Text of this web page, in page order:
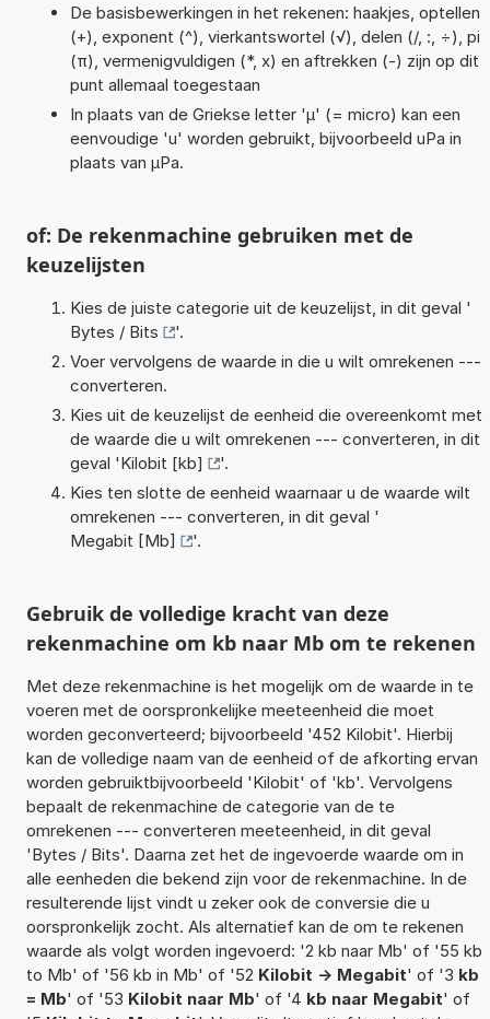
De basisbewerkingen in het rekenen: haakjes, optellen
(+), exponent (^), vierkantswortel (√), delen (/, :, ÷), pi
(π), vermenigvuldigen (*, x) en aftrekken (-) zijn op dit
punt allemaal toegestaan
In plaats van de Griekse letter 'µ' (= micro) kan een
eenvoudige 'u' worden gebruikt, bijvoorbeeld uPa in
plaats van µPa.
of: De rekenmachine gebruiken met de
keuzelijsten
Kies de juiste categorie uit de keuzelijst, in dit geval '
Bytes / Bits
'.
Voer vervolgens de waarde in die u wilt omrekenen ---
converteren.
Kies uit de keuzelijst de eenheid die overeenkomt met
de waarde die u wilt omrekenen --- converteren, in dit
geval 'Kilobit [kb]
'.
Kies ten slotte de eenheid waarnaar u de waarde wilt
omrekenen --- converteren, in dit geval '
Megabit [Mb]
'.
Gebruik de volledige kracht van deze
rekenmachine om kb naar Mb om te rekenen
Met deze rekenmachine is het mogelijk om de waarde in te
voeren met de oorspronkelijke meeteenheid die moet
worden geconverteerd; bijvoorbeeld '452 Kilobit'. Hierbij
kan de volledige naam van de eenheid of de afkorting ervan
worden gebruiktbijvoorbeeld 'Kilobit' of 'kb'. Vervolgens
bepaalt de rekenmachine de categorie van de te
omrekenen --- converteren meeteenheid, in dit geval
'Bytes / Bits'. Daarna zet het de ingevoerde waarde om in
alle eenheden die bekend zijn voor de rekenmachine. In de
resulterende lijst vindt u zeker ook de conversie die u
oorspronkelijk zocht. Als alternatief kan de om te rekenen
waarde als volgt worden ingevoerd: '2 kb naar Mb' of '55 kb
to Mb' of '56 kb in Mb' of '52 Kilobit -> Megabit' of '3 kb
= Mb' of '53 Kilobit naar Mb' of '4 kb naar Megabit' of